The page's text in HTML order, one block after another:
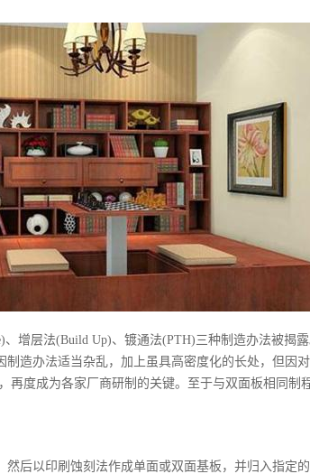
、增层法(Build Up)、镀通法(PTH)三种制造办法被揭
造办法适当杂乱，加上虽具高密度化的长处，但因
再度成为各家厂商研制的关键。至于与双面板相同制
以印刷蚀刻法作成单面或双面基板，并归入指定